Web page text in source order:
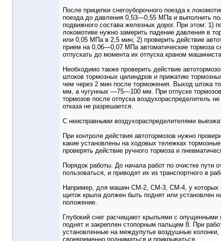
После прицепки снегоуборочного поезда к
поезда до давления 0,53—0,55 МПа и выполнить
подвижного состава железных дорог. При этом: 1)
локомотиве нужно замерить падение давления в
или 0,05 МПа в 2,5 мин; 2) проверить действие
прием на 0,06—0,07 МПа автоматические тормоза
отпускать до момента их отпуска краном
Необходимо также проверить действие
штоков тормозных цилиндров и прижатию
чем через 2 мин после торможения. Выход штока
мм, а чугунных —75—100 мм. При отпуске
тормозов после отпуска воздухораспределитель
отказа не разрешается.
С неисправными воздухораспределителями
При контроле действия автотормозов нужно
какие установлены на ходовых тележках
проверять действие ручного тормоза и
Порядок работы. До начала работ по очистке пути
пользоваться, и приводят их из транспортного в
Например, для машин СМ-2, СМ-3, СМ-4, у которых
щиток крыла должен быть поднят или установлен
положение.
Глубокий снег расчищают крыльями с
поднят и закреплен стопорным пальцем 8. При
установленные на междупутье воздушные
своевременно подниматься и прикрываться.